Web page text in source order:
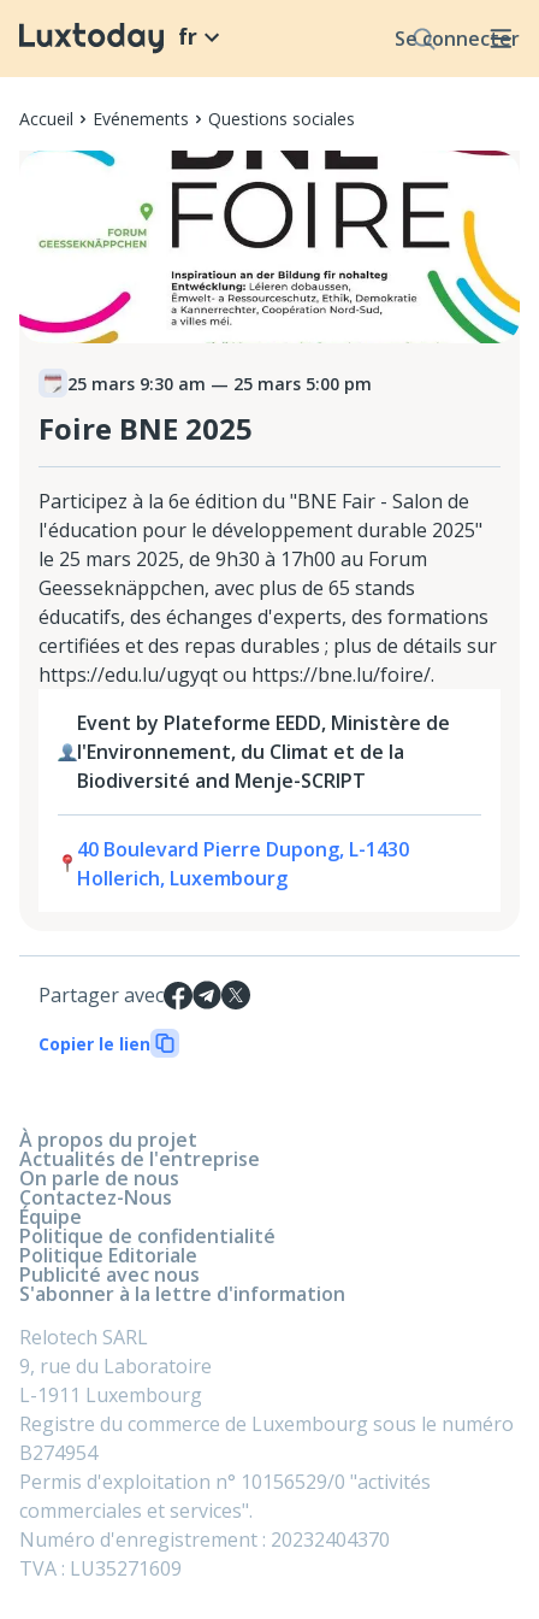
Se connecter
fr
Accueil Evénements Questions sociales
25 mars 9:30 am — 25 mars 5:00 pm
Foire BNE 2025
Participez à la 6e édition du "BNE Fair - Salon de
l'éducation pour le développement durable 2025"
le 25 mars 2025, de 9h30 à 17h00 au Forum
Geesseknäppchen, avec plus de 65 stands
éducatifs, des échanges d'experts, des formations
certifiées et des repas durables ; plus de détails sur
https://edu.lu/ugyqt ou https://bne.lu/foire/.
Event by Plateforme EEDD, Ministère de
l'Environnement, du Climat et de la
Biodiversité and Menje-SCRIPT
40 Boulevard Pierre Dupong, L-1430
Hollerich, Luxembourg
Partager avec
Copier le lien
À propos du projet
Actualités de l'entreprise
On parle de nous
Contactez-Nous
Équipe
Politique de confidentialité
Politique Editoriale
Publicité avec nous
S'abonner à la lettre d'information
Relotech SARL
9, rue du Laboratoire
L-1911 Luxembourg
Registre du commerce de Luxembourg sous le numéro
B274954
Permis d'exploitation n° 10156529/0 "activités
commerciales et services".
Numéro d'enregistrement : 20232404370
TVA : LU35271609